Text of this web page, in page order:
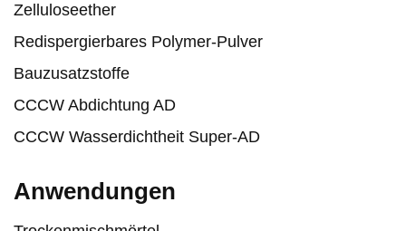
Zelluloseether
Redispergierbares Polymer-Pulver
Bauzusatzstoffe
CCCW Abdichtung AD
CCCW Wasserdichtheit Super-AD
Anwendungen